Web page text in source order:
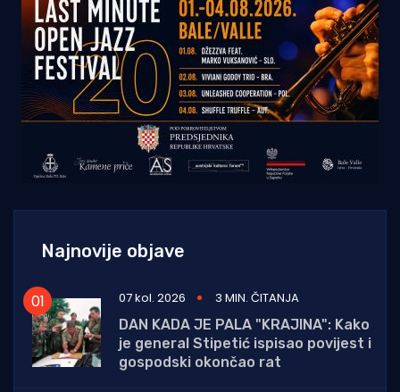
Najnovije objave
07 kol. 2026
3 MIN. ČITANJA
DAN KADA JE PALA "KRAJINA": Kako
je general Stipetić ispisao povijest i
gospodski okončao rat